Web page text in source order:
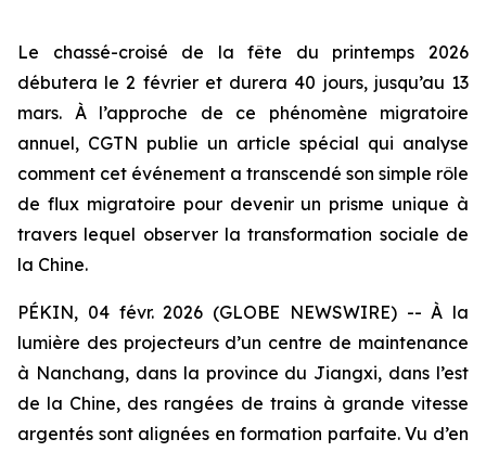
Le chassé-croisé de la fête du printemps 2026
débutera le 2 février et durera 40 jours, jusqu’au 13
mars. À l’approche de ce phénomène migratoire
annuel, CGTN publie un article spécial qui analyse
comment cet événement a transcendé son simple rôle
de flux migratoire pour devenir un prisme unique à
travers lequel observer la transformation sociale de
la Chine.
PÉKIN, 04 févr. 2026 (GLOBE NEWSWIRE) -- À la
lumière des projecteurs d’un centre de maintenance
à Nanchang, dans la province du Jiangxi, dans l’est
de la Chine, des rangées de trains à grande vitesse
argentés sont alignées en formation parfaite. Vu d’en